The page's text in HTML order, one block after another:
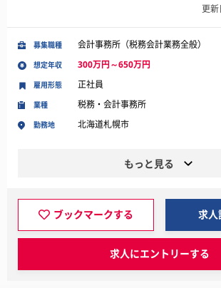
更
募集職種 会計事務所（税務会計業務全般）
想定年収 300万円～650万円
業種 税務・会計事務所
勤務地 北海道札幌市
雇用形態 正社員
もっと見る
ブックマークする 求人
求人にエントリーする